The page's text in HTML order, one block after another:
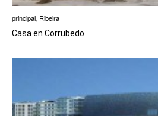
principal Ribeira
Casa en Corrubedo